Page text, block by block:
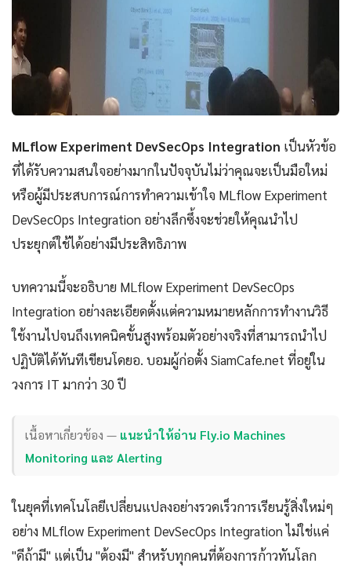
MLflow Experiment DevSecOps Integration เป็นหัวข้อ
ที่ได้รับความสนใจอย่างมากในปัจจุบันไม่ว่าคุณจะเป็นมือใหม่
หรือผู้มีประสบการณ์การทำความเข้าใจ MLflow Experiment
DevSecOps Integration อย่างลึกซึ้งจะช่วยให้คุณนำไป
ประยุกต์ใช้ได้อย่างมีประสิทธิภาพ
บทความนี้จะอธิบาย MLflow Experiment DevSecOps
Integration อย่างละเอียดตั้งแต่ความหมายหลักการทำงานวิธี
ใช้งานไปจนถึงเทคนิคขั้นสูงพร้อมตัวอย่างจริงที่สามารถนำไป
ปฏิบัติได้ทันทีเขียนโดยอ. บอมผู้ก่อตั้ง SiamCafe.net ที่อยู่ใน
วงการ IT มากว่า 30 ปี
เนื้อหาเกี่ยวข้อง — แนะนำให้อ่าน Fly.io Machines
Monitoring และ Alerting
ในยุคที่เทคโนโลยีเปลี่ยนแปลงอย่างรวดเร็วการเรียนรู้สิ่งใหม่ๆ
อย่าง MLflow Experiment DevSecOps Integration ไม่ใช่แค่
"ดีถ้ามี" แต่เป็น "ต้องมี" สำหรับทุกคนที่ต้องการก้าวทันโลก